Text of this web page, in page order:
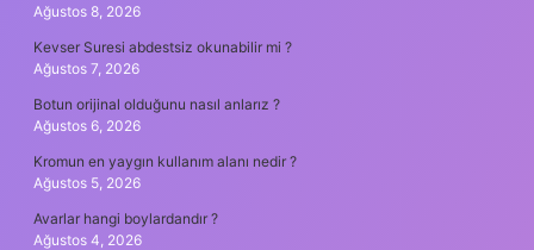
Ağustos 8, 2026
Kevser Suresi abdestsiz okunabilir mi ?
Ağustos 7, 2026
Botun orijinal olduğunu nasıl anlarız ?
Ağustos 6, 2026
Kromun en yaygın kullanım alanı nedir ?
Ağustos 5, 2026
Avarlar hangi boylardandır ?
Ağustos 4, 2026